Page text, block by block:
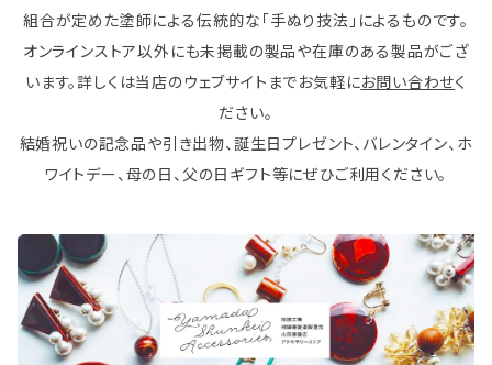
組合が定めた塗師による伝統的な「手ぬり技法」によるものです。
オンラインストア以外にも未掲載の製品や在庫のある製品がござ
います。詳しくは当店のウェブサイトまでお気軽にお問い合わせく
ださい。
結婚祝いの記念品や引き出物、誕生日プレゼント、バレンタイン、ホ
ワイトデー、母の日、父の日ギフト等にぜひご利用ください。